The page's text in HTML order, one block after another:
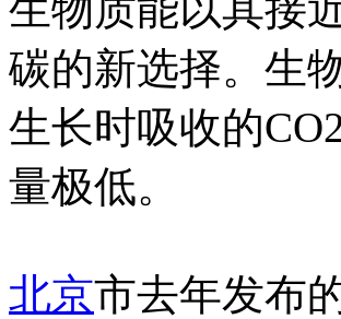
碳的新选择。生
生长时吸收的
量极低。
北京市去年发布